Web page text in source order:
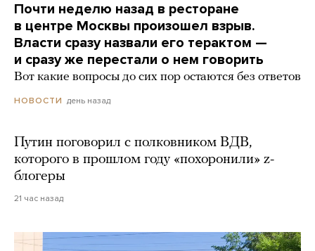
Почти неделю назад в ресторане
в центре Москвы произошел взрыв.
Власти сразу назвали его терактом —
и сразу же перестали о нем говорить
Вот какие вопросы до сих пор остаются без ответов
НОВОСТИ день назад
Путин поговорил с полковником ВДВ,
которого в прошлом году «похоронили» z-
блогеры
21 час назад